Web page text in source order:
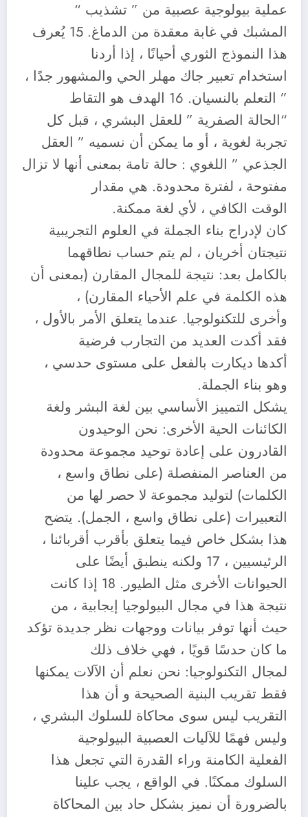
عملية بيولوجية عصبية من ” تشذيب “
المشبك في غابة معقدة من الدماغ. 15 يُعرف
هذا النموذج الثوري أحيانًا ، إذا أردنا
استخدام تعبير جاك مهلر الحي والمشهور جدًا ،
” التعلم بالنسيان. 16 الهدف هو التقاط
“الحالة الصفرية ” للعقل البشري ، قبل كل
تجربة لغوية ، أو ما يمكن أن نسميه ” العقل
الجذعي ” اللغوي : حالة تامة بمعنى أنها لا تزال
مفتوحة ، لفترة محدودة. هي مقدار
الوقت الكافي ، لأي لغة ممكنة.
كان لإدراج بناء الجملة في العلوم التجريبية
نتيجتان أخريان ، لم يتم حساب نطاقهما
بالكامل بعد: نتيجة للمجال المقارن (بمعنى أن
هذه الكلمة في علم الأحياء المقارن) ،
وأخرى للتكنولوجيا. عندما يتعلق الأمر بالأول ،
فقد أكدت العديد من التجارب فرضية
أكدها ديكارت بالفعل على مستوى حدسي ،
وهو بناء الجملة.
يشكل التمييز الأساسي بين لغة البشر ولغة
الكائنات الحية الأخرى: نحن الوحيدون
القادرون على إعادة توحيد مجموعة محدودة
من العناصر المنفصلة (على نطاق واسع ،
الكلمات) لتوليد مجموعة لا حصر لها من
التعبيرات (على نطاق واسع ، الجمل). يتضح
هذا بشكل خاص فيما يتعلق بأقرب أقربائنا ،
الرئيسيين ، 17 ولكنه ينطبق أيضًا على
الحيوانات الأخرى مثل الطيور. 18 إذا كانت
نتيجة هذا في مجال البيولوجيا إيجابية ، من
حيث أنها توفر بيانات ووجهات نظر جديدة تؤكد
ما كان حدسًا قويًا ، فهي خلاف ذلك
لمجال التكنولوجيا: نحن نعلم أن الآلات يمكنها
فقط تقريب البنية الصحيحة و أن هذا
التقريب ليس سوى محاكاة للسلوك البشري ،
وليس فهمًا للآليات العصبية البيولوجية
الفعلية الكامنة وراء القدرة التي تجعل هذا
السلوك ممكنًا. في الواقع ، يجب علينا
بالضرورة أن نميز بشكل حاد بين المحاكاة